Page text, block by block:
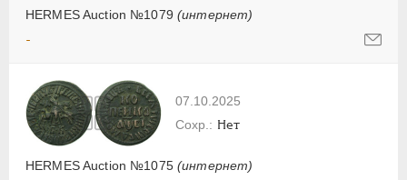
HERMES Auction №1079 (интернет)
-
07.10.2025
HERMES Auction №1075 (интернет)
Нет